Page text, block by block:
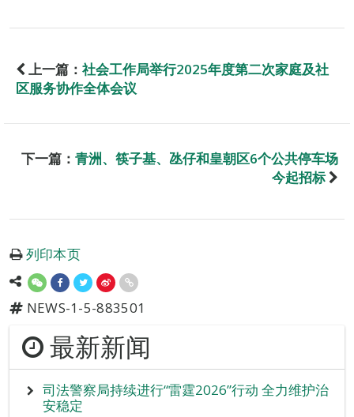
上一篇： 社会工作局举行2025年度第二次家庭及社
区服务协作全体会议
下一篇： 青洲、筷子基、氹仔和皇朝区6个公共停车场
今起招标
列印本页
NEWS-1-5-883501
最新新闻
司法警察局持续进行“雷霆2026”行动 全力维护治
安稳定